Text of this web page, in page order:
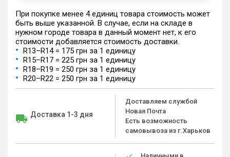
При покупке менее 4 единиц товара стоимость может
быть выше указанной. В случае, если на складе в
нужном городе товара в данный момент нет, к его
стоимости добавляется стоимость доставки.
R13–R14 = 175 грн за 1 единицу
R15–R17 = 225 грн за 1 единицу
R18–R19 = 250 грн за 1 единицу
R20–R22 = 250 грн за 1 единицу
Доставка 1-3 дня
Доставляем службой
Новая Почта
Есть возможность
самовывоза из г.Харьков